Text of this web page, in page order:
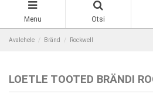
Menu Otsi
Avalehele Bränd Rockwell
LOETLE TOOTED BRÄNDI